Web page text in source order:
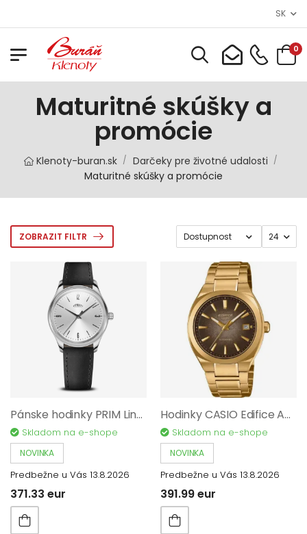
SK
0
Maturitné skúšky a
promócie
Klenoty-buran.sk / Darčeky pre životné udalosti /
Maturitné skúšky a promócie
ZOBRAZIT FILTR
Pánske hodinky PRIM Linea Color Esence 40 Q - B W01P.13269.B
Skladom na e-shope
NOVINKA
Predbežne u Vás 13.8.2026
371.33 eur
Hodinky CASIO Edifice Automatic EFK-200DG-5AER
Skladom na e-shope
NOVINKA
Predbežne u Vás 13.8.2026
391.99 eur